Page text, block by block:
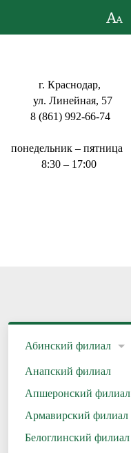
г. Краснодар,
ул. Линейная, 57
8 (861) 992-66-74
понедельник – пятница
8:30 – 17:00
Абинский филиал
Анапский филиал
Апшеронский филиал
Армавирский филиал
Белоглинский филиал